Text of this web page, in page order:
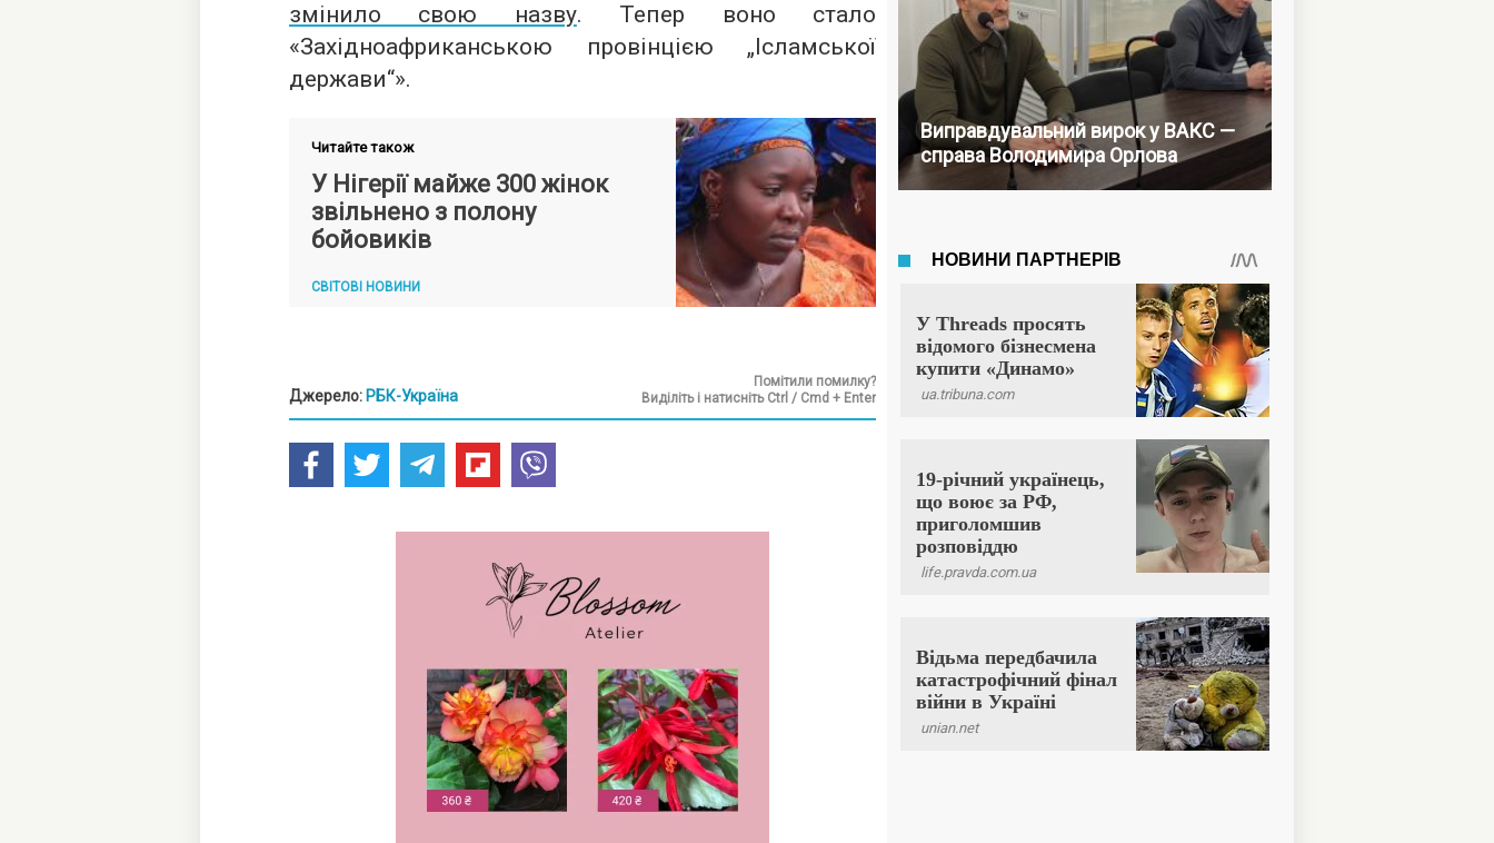
змінило свою назву. Тепер воно стало
«Західноафриканською провінцією „Ісламської
держави“».
Читайте також
У Нігерії майже 300 жінок
звільнено з полону
бойовиків
СВІТОВІ НОВИНИ
Джерело: РБК-Україна
Помітили помилку?
Виділіть і натисніть Ctrl / Cmd + Enter
Виправдувальний вирок у ВАКС —
справа Володимира Орлова